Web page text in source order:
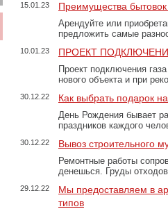
15.01.23 Преимущества
Арендуйте или
предложить самые
10.01.23 ПРОЕКТ
Проект подключения
нового объекта и при
30.12.22 Как выбрать подарок
День Рождения бывает
праздников каждого
30.12.22 Вывоз строительного
Ремонтные работы
денешься. Груды
29.12.22
Мы предоставляем в
типов